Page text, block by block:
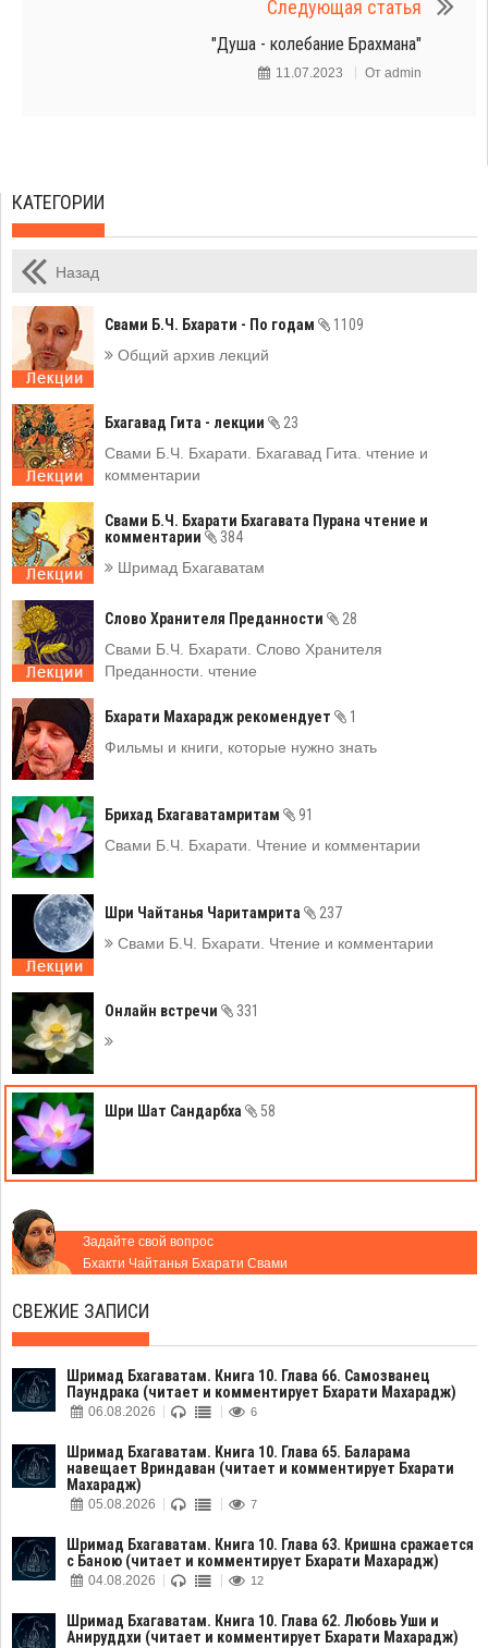
Следующая статья
"Душа - колебание Брахмана"
11.07.2023 От admin
КАТЕГОРИИ
Назад
Свами Б.Ч. Бхарати - По годам
1109
Общий архив лекций
Бхагавад Гита - лекции
23
Свами Б.Ч. Бхарати. Бхагавад Гита. чтение и
комментарии
Свами Б.Ч. Бхарати Бхагавата Пурана чтение и
комментарии
384
Шримад Бхагаватам
Слово Хранителя Преданности
28
Свами Б.Ч. Бхарати. Слово Хранителя
Преданности. чтение
Бхарати Махарадж рекомендует
1
Фильмы и книги, которые нужно знать
Брихад Бхагаватамритам
91
Свами Б.Ч. Бхарати. Чтение и комментарии
Шри Чайтанья Чаритамрита
237
Свами Б.Ч. Бхарати. Чтение и комментарии
Онлайн встречи 331
Шри Шат Сандарбха 58
Задайте свой вопрос
Бхакти Чайтанья Бхарати Свами
СВЕЖИЕ ЗАПИСИ
Шримад Бхагаватам. Книга 10. Глава 66. Самозванец
Паундрака (читает и комментирует Бхарати Махарадж)
06.08.2026 6
Шримад Бхагаватам. Книга 10. Глава 65. Баларама
навещает Вриндаван (читает и комментирует Бхарати
Махарадж)
05.08.2026 7
Шримад Бхагаватам. Книга 10. Глава 63. Кришна сражается
с Баною (читает и комментирует Бхарати Махарадж)
04.08.2026 12
Шримад Бхагаватам. Книга 10. Глава 62. Любовь Уши и
Анируддхи (читает и комментирует Бхарати Махарадж)